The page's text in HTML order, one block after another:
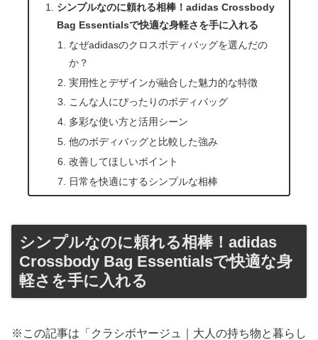
シンプルなのに頼れる相棒！adidas Crossbody
Bag Essentialsで快適な身軽さを手に入れる
なぜadidasのクロスボディバッグを選んだの
か？
実用性とデザインが融合した魅力的な特徴
こんな人にぴったりのボディバッグ
多彩な使い方と活用シーン
他のボディバッグと比較した強み
改善してほしいポイント
日常を快適にするシンプルな相棒
シンプルなのに頼れる相棒！adidas
Crossbody Bag Essentialsで快適な身
軽さを手に入れる
※この記事は「クラシボヤージュ｜大人の持ち物と暮らし